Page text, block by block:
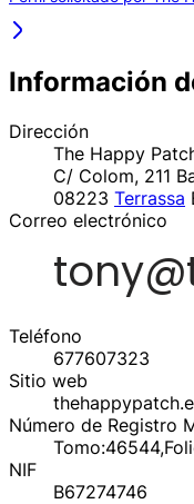
Información
Dirección
The Happy
C/ Colom, 211
08223 Terrassa
Correo electrónico
Teléfono
677607323
Sitio web
Número de Registro
NIF
B67274746